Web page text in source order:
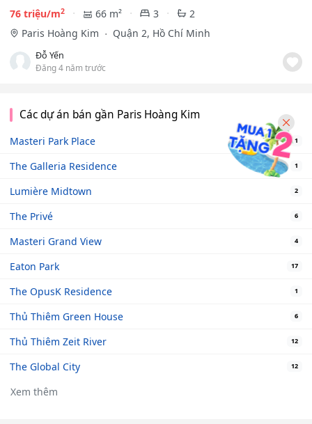
76 triệu/m2 66 m² 3
2
Paris Hoàng Kim
Quận 2, Hồ Chí Minh
Đỗ Yến
Đăng 4 năm trước
Các dự án bán gần Paris Hoàng Kim
Masteri Park Place 1
The Galleria Residence 1
Lumière Midtown 2
The Privé 6
Masteri Grand View 4
Eaton Park 17
The OpusK Residence 1
Thủ Thiêm Green House 6
Thủ Thiêm Zeit River 12
The Global City 12
Xem thêm